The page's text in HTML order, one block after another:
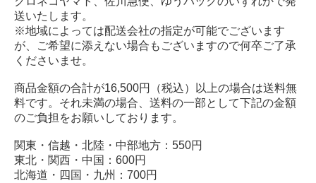
送いたします。
※地域によっては配送会社の指定が可能でございます
が、ご希望に添えない場合もございますので何卒ご了承
くださいませ。
商品金額の合計が16,500円（税込）以上の場合は送料無
料です。それ未満の場合、送料の一部として下記の金額
のご負担をお願いしております。
関東・信越・北陸・中部地方：550円
東北・関西・中国：600円
北海道・四国・九州：700円